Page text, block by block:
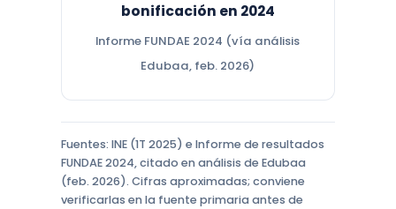
bonificación en 2024
Informe FUNDAE 2024 (vía análisis
Edubaa, feb. 2026)
Fuentes: INE (1T 2025) e Informe de resultados
FUNDAE 2024, citado en análisis de Edubaa
(feb. 2026). Cifras aproximadas; conviene
verificarlas en la fuente primaria antes de